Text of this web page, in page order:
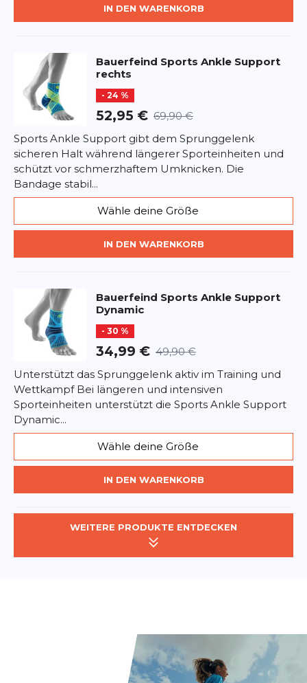
Passform und Taping-Band garantieren einen
sicheren und bequemen Sitz bei jeder Deiner
während du Sport treibst - Ein langlebiges,
robustes Produkt ohne Schadstoffe
Datenschutzbestimmungen undNutzungsbedingungen
Google.
IN DEN WARENKORB
Bauerfeind Sports Ankle Support
rechts
- 24 %
52,95 € 69,90 €
Sports Ankle Support gibt dem Sprunggelenk
sicheren Halt während längerer Sporteinheiten und
schützt vor schmerzhaftem Umknicken. Die
Bandage stabil...
Wähle deine Größe
IN DEN WARENKORB
Bauerfeind Sports Ankle Support
Dynamic
- 30 %
34,99 € 49,90 €
Unterstützt das Sprunggelenk aktiv im Training und
Wettkampf Bei längeren und intensiven
Sporteinheiten unterstützt die Sports Ankle Support
Dynamic...
Wähle deine Größe
IN DEN WARENKORB
WEITERE PRODUKTE ENTDECKEN